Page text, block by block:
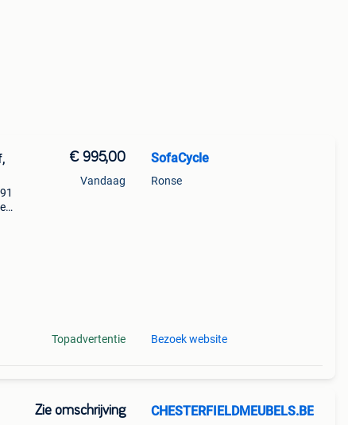
€ 995,00
Vandaag
Topadvertentie
SofaCycle
Ronse
Bezoek website
Zie omschrijving CHESTERFIELDMEUBELS.BE